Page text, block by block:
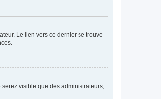
Le lien vers ce dernier se trouve
visible que des administrateurs,